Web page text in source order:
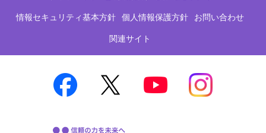
情報セキュリティ基本方針 個人情報保護方針 お問い合わせ
関連サイト